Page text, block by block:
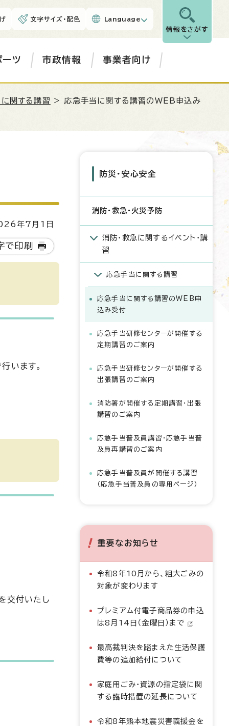
文字サイズ・配色 Language
情報をさがす
ーツ 市政情報 事業者向け
関する講習 > 応急手当に関する講習のWEB申込み
年7月1日
で印刷
います。
交付いたし
防災・安心安全
消防・救急・火災予防
消防・救急に関するイベント・講
習
応急手当に関する講習
応急手当に関する講習のWEB申
込み受付
応急手当研修センターが開催する
定期講習のご案内
応急手当研修センターが開催する
出張講習のご案内
消防署が開催する定期講習・出張
講習のご案内
応急手当普及員講習・応急手当普
及員再講習のご案内
応急手当普及員が開催する講習
（応急手当普及員の専用ページ）
重要なお知らせ
令和8年10月から、粗大ごみの
対象が変わります
プレミアム付電子商品券の申込
は8月14日（金曜日）まで
最高裁判決を踏まえた生活保護
費等の追加給付について
家庭用ごみ・資源の指定袋に関
する臨時措置の延長について
令和8年熊本地震災害義援金を